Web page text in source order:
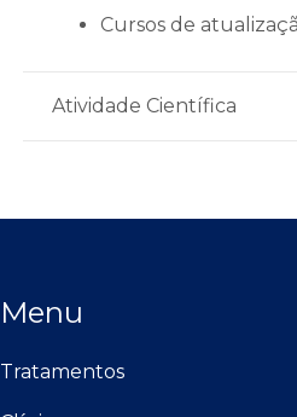
Cursos de
Atividade Científica
Menu
Tratamentos